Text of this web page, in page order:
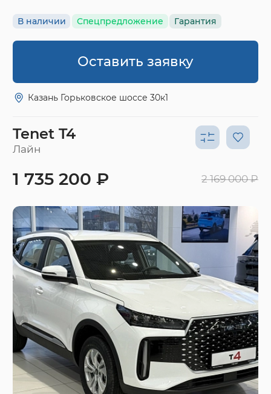
В наличии Спецпредложение Гарантия
Оставить заявку
Казань Горьковское шоссе 30к1
Tenet T4
Лайн
1 735 200 ₽ 2 169 000 ₽